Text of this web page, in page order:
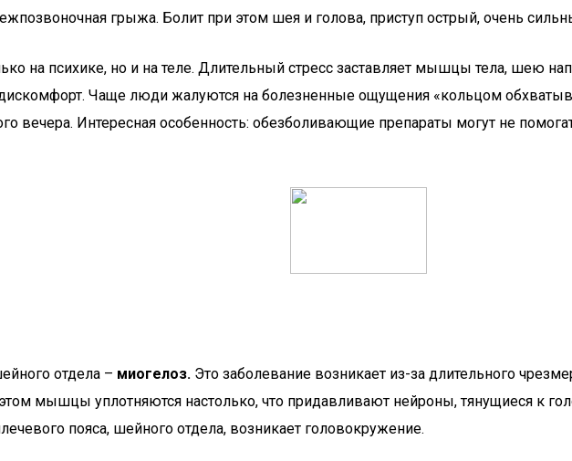
грыжа. Болит при этом шея и голова, приступ острый, очень
на психике, но и на теле. Длительный стресс заставляет мышцы тела, шею
дискомфорт. Чаще люди жалуются на болезненные ощущения «кольцом
вечера. Интересная особенность: обезболивающие препараты могут не
отдела – миогелоз. Это заболевание возникает из-за длительного
мышцы уплотняются настолько, что придавливают нейроны, тянущиеся к
пояса, шейного отдела, возникает головокружение.